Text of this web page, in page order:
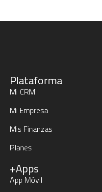
Plataforma
Mi CRM
Mi Empresa
Mis Finanzas
Planes
+Apps
App Móvil